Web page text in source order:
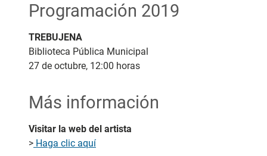
Programación 2019
TREBUJENA
Biblioteca Pública Municipal
27 de octubre, 12:00 horas
Más información
Visitar la web del artista
> Haga clic aquí